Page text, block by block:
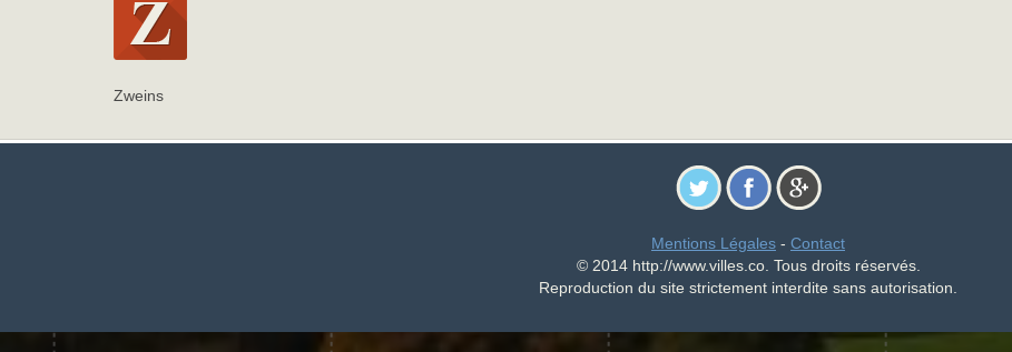
Zweins
Mentions Légales - Contact
© 2014 http://www.villes.co. Tous droits réservés.
Reproduction du site strictement interdite sans autorisation.